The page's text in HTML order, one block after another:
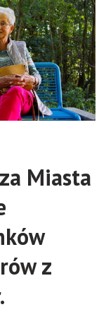
Miasta
z